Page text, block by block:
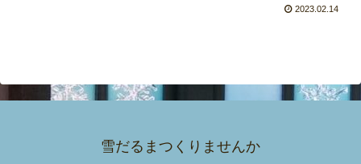
2023.02.14
雪だるまつくりませんか